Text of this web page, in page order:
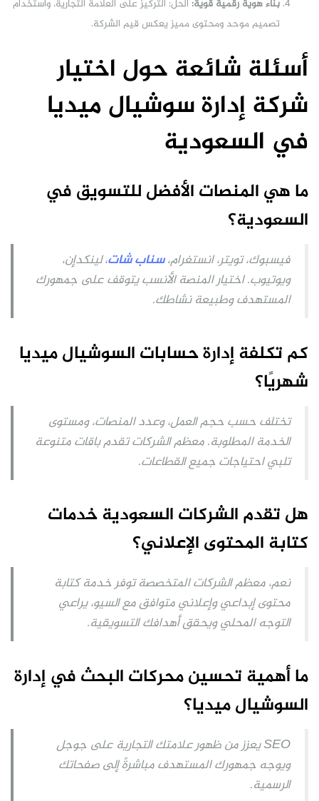
بناء هوية رقمية قوية: الحل: التركيز على العلامة التجارية، واستخدام
تصميم موحد ومحتوى مميز يعكس قيم الشركة.
أسئلة شائعة حول اختيار
شركة إدارة سوشيال ميديا
في السعودية
ما هي المنصات الأفضل للتسويق في
السعودية؟
فيسبوك، تويتر، انستغرام،سناب شات، لينكدإن،
ويوتيوب. اختيار المنصة الأنسب يتوقف على جمهورك
المستهدف وطبيعة نشاطك.
كم تكلفة إدارة حسابات السوشيال ميديا
شهريًا؟
تختلف حسب حجم العمل، وعدد المنصات، ومستوى
الخدمة المطلوبة. معظم الشركات تقدم باقات متنوعة
تلبي احتياجات جميع القطاعات.
هل تقدم الشركات السعودية خدمات
كتابة المحتوى الإعلاني؟
نعم، معظم الشركات المتخصصة توفر خدمة كتابة
محتوى إبداعي وإعلاني متوافق مع السيو، يراعي
التوجه المحلي ويحقق أهدافك التسويقية.
ما أهمية تحسين محركات البحث في إدارة
السوشيال ميديا؟
SEO يعزز من ظهور علامتك التجارية على جوجل
ويوجه جمهورك المستهدف مباشرةً إلى صفحاتك
الرسمية.